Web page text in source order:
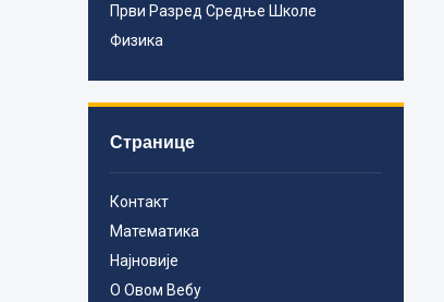
Први Разред Средње Школе
Физика
Странице
Контакт
Математика
Најновије
О Овом Вебу